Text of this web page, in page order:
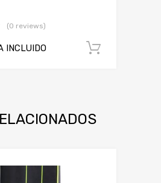
(0 reviews)
INCLUIDO